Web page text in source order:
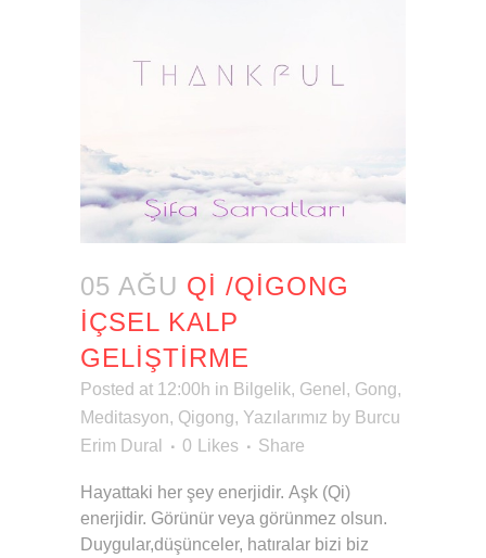
05 AĞU QI /QIGONG
İÇSEL KALP
GELIŞTIRME
Posted at 12:00h in Bilgelik, Genel , Gong,
Meditasyon, Qigong, Yazılarımız by Burcu
Erim Dural
0 Likes Share
Hayattaki her şey enerjidir. Aşk (Qi)
enerjidir. Görünür veya görünmez olsun.
Duygular,düşünceler, hatıralar bizi biz